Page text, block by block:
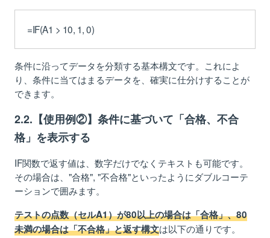
=IF(A1 > 10, 1, 0)
条件に沿ってデータを分類する基本構文です。これによ
り、条件に当てはまるデータを、確実に仕分けすることが
できます。
2.2.【使用例②】条件に基づいて「合格、不合
格」を表示する
IF関数で返す値は、数字だけでなくテキストも可能です。
その場合は、"合格", "不合格"といったようにダブルコーテ
ーションで囲みます。
テストの点数（セルA1）が80以上の場合は「合格」、80
未満の場合は「不合格」と返す構文は以下の通りです。